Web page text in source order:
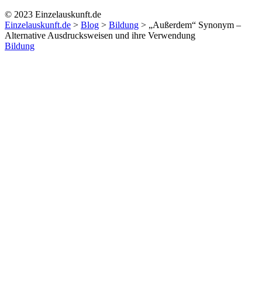
© 2023 Einzelauskunft.de
Einzelauskunft.de > Blog > Bildung > „Außerdem“ Synonym –
Alternative Ausdrucksweisen und ihre Verwendung
Bildung